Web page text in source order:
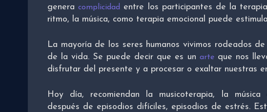
generacomplicidad
entre los participantes de la
ritmo, la música, como terapia emocional puede
La mayoría de los seres humanos vivimos rodeados
de la vida. Se puede decir que es un arteque nos
disfrutar del presente y a procesar o exaltar nuestras
Hoy día, recomiendan la musicoterapia, la música
después de episodios difíciles, episodios de estrés.